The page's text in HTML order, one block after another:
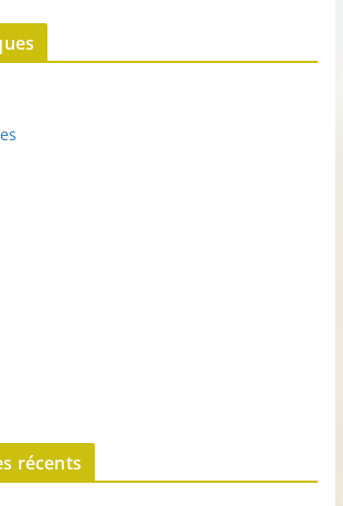
récents